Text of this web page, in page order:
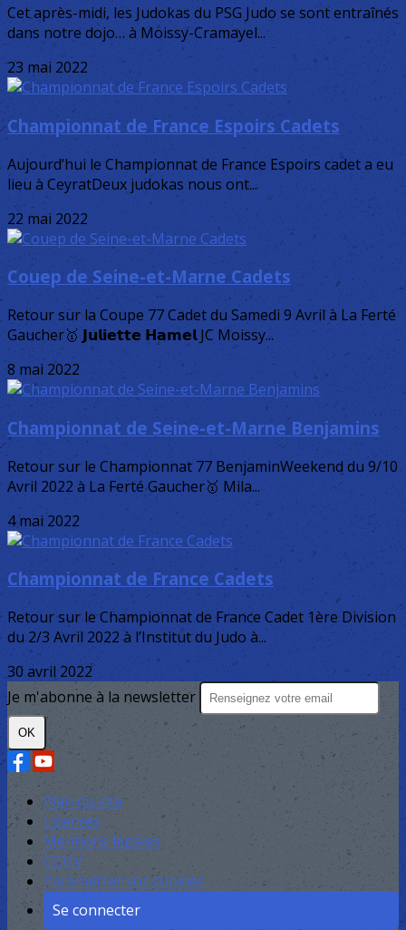
Cet après-midi, les Judokas du PSG Judo se sont entraînés
dans notre dojo… à Moissy-Cramayel...
23 mai 2022
Championnat de France Espoirs Cadets
Aujourd’hui le Championnat de France Espoirs cadet a eu
lieu à CeyratDeux judokas nous ont...
22 mai 2022
Couep de Seine-et-Marne Cadets
Retour sur la Coupe 77 Cadet du Samedi 9 Avril à La Ferté
Gaucher🥇 𝗝𝘂𝗹𝗶𝗲𝘁𝘁𝗲 𝗛𝗮𝗺𝗲𝗹 JC Moissy...
8 mai 2022
Championnat de Seine-et-Marne Benjamins
Retour sur le Championnat 77 BenjaminWeekend du 9/10
Avril 2022 à La Ferté Gaucher🥇 Mila...
4 mai 2022
Championnat de France Cadets
Retour sur le Championnat de France Cadet 1ère Division
du 2/3 Avril 2022 à l’Institut du Judo à...
30 avril 2022
Je m'abonne à la newsletter
OK
Plan du site
Licences
Mentions légales
CGUV
Paramétrer vos cookies
Se connecter